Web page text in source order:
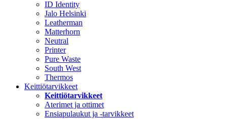
ID Identity
Jalo Helsinki
Leatherman
Matterhorn
Neutral
Printer
Pure Waste
South West
Thermos
Keittiötarvikkeet
Keittiötarvikkeet
Aterimet ja ottimet
Ensiapulaukut ja -tarvikkeet